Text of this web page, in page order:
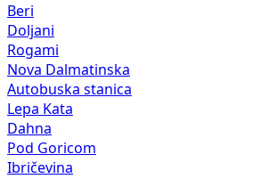
Beri
Doljani
Rogami
Nova Dalmatinska
Autobuska stanica
Lepa Kata
Dahna
Pod Goricom
Ibričevina